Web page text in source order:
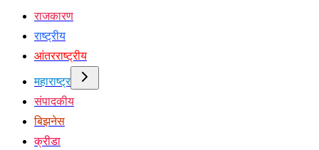
राजकारण
राष्ट्रीय
आंतरराष्ट्रीय
महाराष्ट्र
संपादकीय
बिझनेस
क्रीडा